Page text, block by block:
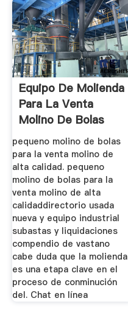
Equipo De Molienda
Para La Venta
Molino De Bolas
Para La Venta
pequeno molino de bolas
para la venta molino de
alta calidad. pequeno
molino de bolas para la
venta molino de alta
calidaddirectorio usada
nueva y equipo industrial
subastas y liquidaciones
compendio de vastano
cabe duda que la molienda
es una etapa clave en el
proceso de conminución
del. Chat en línea